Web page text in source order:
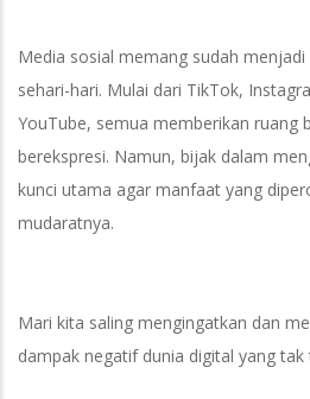
Media sosial memang sudah
sehari-hari. Mulai dari TikTok,
YouTube, semua memberikan ruang
berekspresi. Namun, bijak dalam
kunci utama agar manfaat yang
mudaratnya.
Mari kita saling mengingatkan dan
dampak negatif dunia digital yang tak